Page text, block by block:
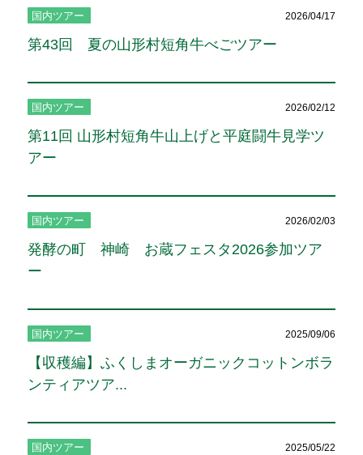
国内ツアー 2026/04/17
第43回 夏の山形村短角牛べごツアー
国内ツアー 2026/02/12
第11回 山形村短角牛山上げと平庭闘牛見学ツ
アー
国内ツアー 2026/02/03
発酵の町 神崎 お蔵フェスタ2026参加ツア
ー
国内ツアー 2025/09/06
【収穫編】ふくしまオーガニックコットンボラ
ンティアツア...
国内ツアー 2025/05/22